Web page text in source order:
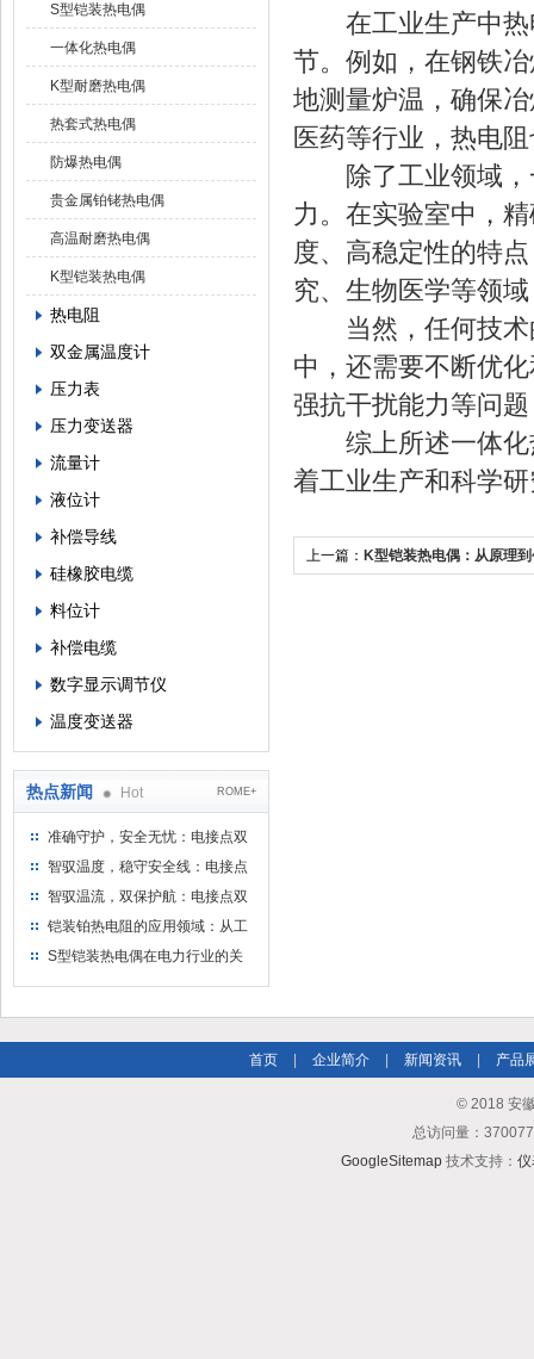
S型铠装热电偶
一体化热电偶
K型耐磨热电偶
热套式热电偶
防爆热电偶
贵金属铂铑热电偶
高温耐磨热电偶
K型铠装热电偶
热电阻
双金属温度计
压力表
压力变送器
流量计
液位计
补偿导线
硅橡胶电缆
料位计
补偿电缆
数字显示调节仪
温度变送器
热点新闻 Hot ROME+
准确守护，安全无忧：电接点双
金属温度计——测温新选择
智驭温度，稳守安全线：电接点
双金属温度计的创新守护
智驭温流，双保护航：电接点双
金属温度计在工业领域的革新应
铠装铂热电阻的应用领域：从工
业到科研，无所不在的温度测量
S型铠装热电偶在电力行业的关
在工业生产中热
节。例如，在钢铁
地测量炉温，确保
医药等行业，热电
除了工业领域，
力。在实验室中，
度、高稳定性的特
究、生物医学等领
当然，任何技术
中，还需要不断优
强抗干扰能力等问
综上所述一体化
着工业生产和科学
上一篇： K型铠装热电偶：从原理
首页 企业简介 新闻资讯 产品
© 2018 安
总访问量：
GoogleSitemap技术支持： 仪